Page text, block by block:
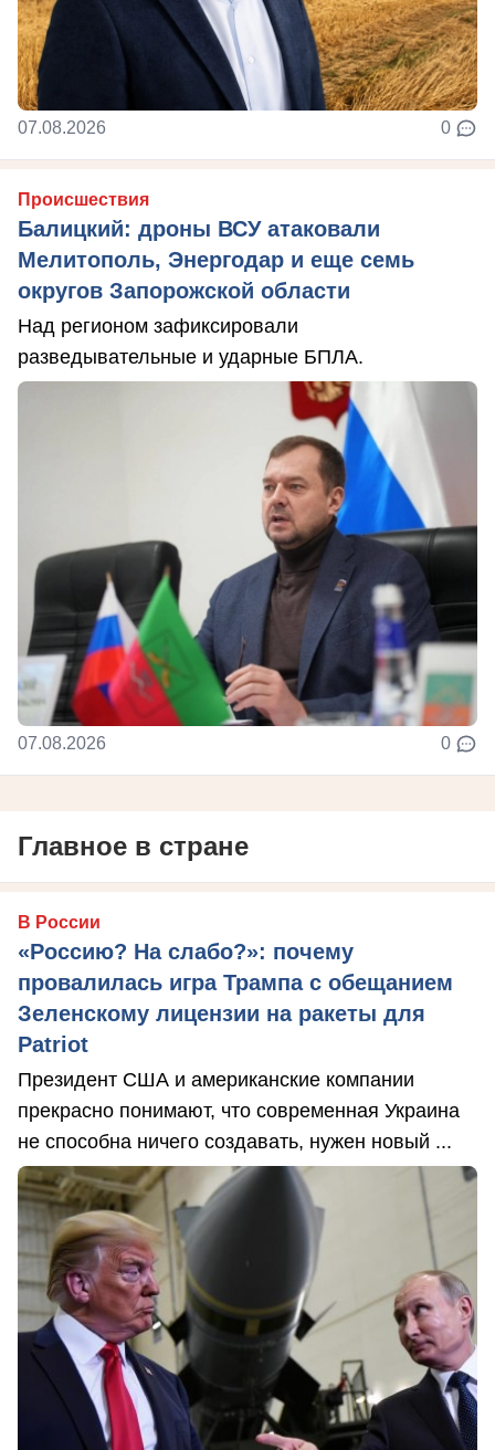
07.08.2026 0
Происшествия
Балицкий: дроны ВСУ атаковали
Мелитополь, Энергодар и еще семь
округов Запорожской области
Над регионом зафиксировали
разведывательные и ударные БПЛА.
07.08.2026 0
Главное в стране
В России
«Россию? На слабо?»: почему
провалилась игра Трампа с обещанием
Зеленскому лицензии на ракеты для
Patriot
Президент США и американские компании
прекрасно понимают, что современная Украина
не способна ничего создавать, нужен новый ...